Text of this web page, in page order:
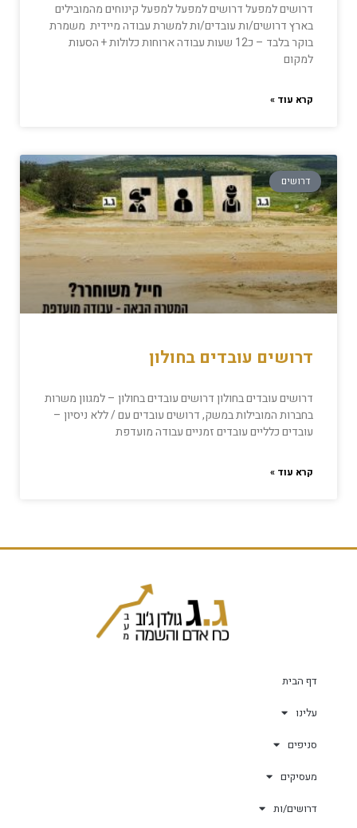
דרושים למפעל דרושים למפעל למפעל קינוחים מהמובילים
בארץ דרושים/ות עובדים/ות למשרת עבודה מיידית משמרת
בוקר בלבד – כ12 שעות עבודה ארוחות כלולות + הסעות
למקום
קרא עוד »
דרושים
דרושים עובדים בחולון
דרושים עובדים בחולון דרושים עובדים בחולון – למגוון משרות
בחברות המובילות במשק, דרושים עובדים עם / ללא ניסיון –
עובדים כלליים עובדים זמניים עבודה מועדפת
קרא עוד »
דף הבית
עלינו
סניפים
מעסיקים
דרושים/ות